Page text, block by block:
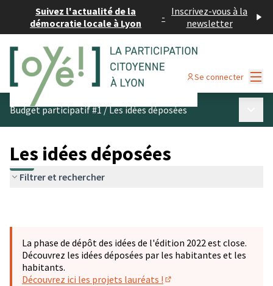
Suivez l'actualité de la
démocratie locale à Lyon
- Inscrivez-vous à la
newsletter
Se connecter
Budget participatif #1/Les idées déposées
Les idées déposées
Filtrer et rechercher
La phase de dépôt des idées de l'édition 2022 est close.
Découvrez les idées déposées par les habitantes et les
habitants.
Découvrez ici les projets lauréats !